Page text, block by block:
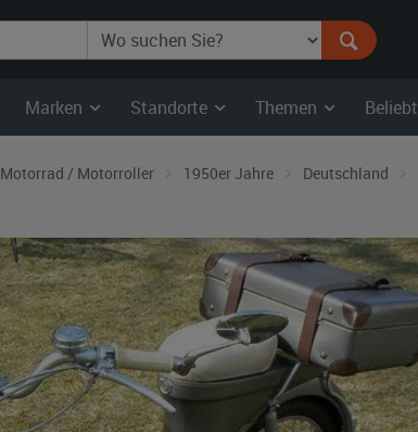
Marken Standorte Themen Beliebt
Motorrad / Motorroller 1950er Jahre Deutschland